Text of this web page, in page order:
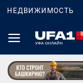
НЕДВИЖИМОСТЬ